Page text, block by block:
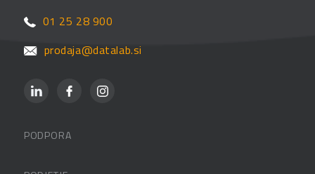
01 25 28 900
prodaja@datalab.si
PODPORA